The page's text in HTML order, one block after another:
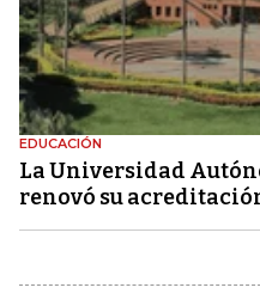
EDUCACIÓN
La Universidad
renovó su